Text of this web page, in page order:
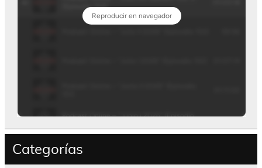
Categorías